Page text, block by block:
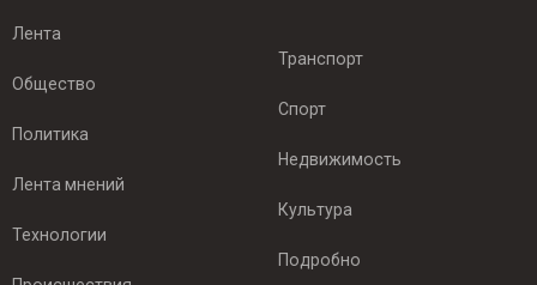
Лента
Общество
Политика
Лента мнений
Технологии
Транспорт
Спорт
Недвижимость
Культура
Подробно